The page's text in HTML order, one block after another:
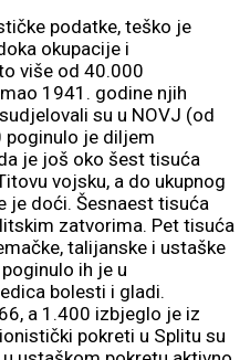
podatke, teško je
okupacije i
više od 40.000
1941. godine njih
su u NOVJ (od
poginulo je diljem
je još oko šest tisuća
vojsku, a do ukupnog
je doći. Šesnaest tisuća
zatvorima. Pet tisuća
talijanske i ustaške
ih je u
bolesti i gladi.
a 1.400 izbjeglo je iz
pokreti u Splitu su